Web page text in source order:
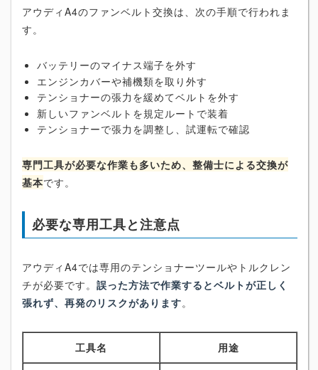
アウディA4のファンベルト交換は、次の手順で行われま
す。
バッテリーのマイナス端子を外す
エンジンカバーや補機類を取り外す
テンショナーの張力を緩めてベルトを外す
新しいファンベルトを規定ルートで装着
テンショナーで張力を調整し、試運転で確認
専門工具が必要な作業も多いため、整備士による交換が
基本です。
必要な専用工具と注意点
アウディA4では専用のテンショナーツールやトルクレン
チが必要です。 誤った方法で作業するとベルトが正しく
張れず、再発のリスクがあります。
工具名 用途